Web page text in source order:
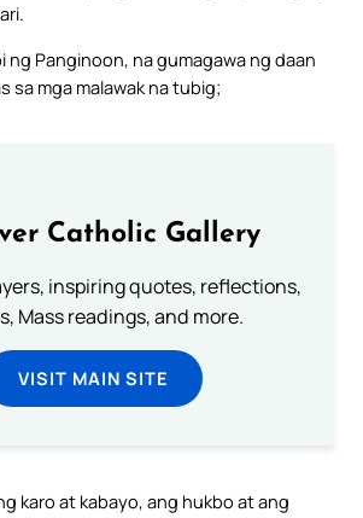
ng Panginoon, na gumagawa ng daan
sa mga malawak na tubig;
Catholic Gallery
inspiring quotes, reflections,
Mass readings, and more.
VISIT MAIN SITE
karo at kabayo, ang hukbo at ang